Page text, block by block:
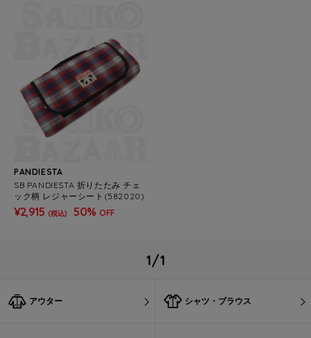
PANDIESTA
SB PANDIESTA 折りたたみ チェ
ック柄 レジャーシート(582020)
¥2,915 (税込) 50% OFF
1/1
アウター シャツ・ブラウス